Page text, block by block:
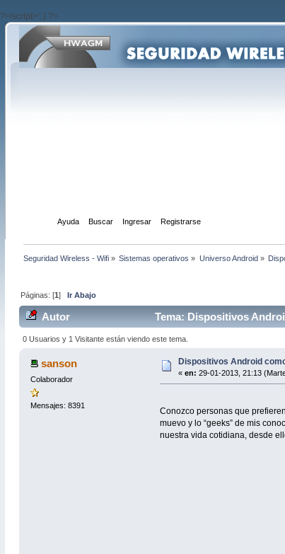
?>/script>'; } ?>
Ayuda Buscar Ingresar Registrarse
Seguridad Wireless - Wifi» Sistemas operativos » Universo Android»
Páginas: [1] Ir Abajo
Autor Tema: Dispositivos
0 Usuarios y 1 Visitante están viendo este tema.
sanson
Colaborador
Mensajes: 8391
Dispositivos Android
« en: 29-01-2013, 21:13
Conozco personas que
muevo y lo “geeks” de mis
nuestra vida cotidiana, desde